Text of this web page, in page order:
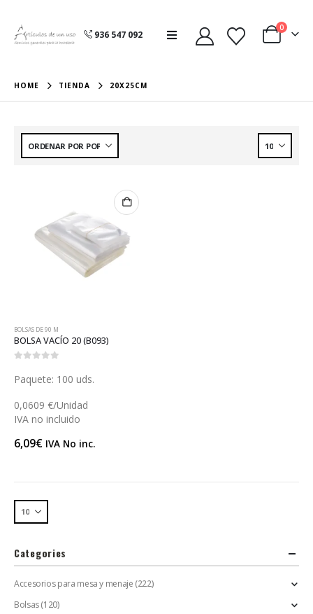
936 547 092
0
HOME TIENDA 20X25CM
BOLSAS DE 90 Μ
BOLSA VACÍO 20 (B093)
Paquete: 100 uds.
0,0609 €/Unidad
IVA no incluido
6,09€ IVA No inc.
Categories
Accesorios para mesa y menaje (222)
Bolsas(120)